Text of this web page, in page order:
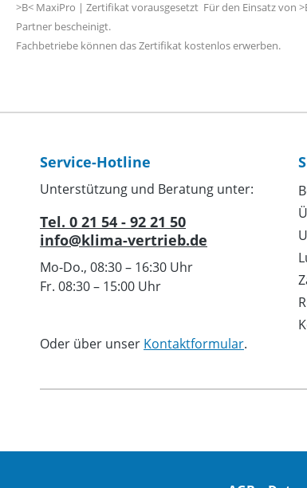
>B< MaxiPro | Zertifikat vorausgesetzt Für den Einsatz von
Partner bescheinigt.
Fachbetriebe können das Zertifikat kostenlos erwerben.
Service-Hotline
Unterstützung und Beratung unter:
Tel. 0 21 54 - 92 21 50
info@klima-vertrieb.de
Mo-Do., 08:30 – 16:30 Uhr
Fr. 08:30 – 15:00 Uhr
Oder über unser Kontaktformular.